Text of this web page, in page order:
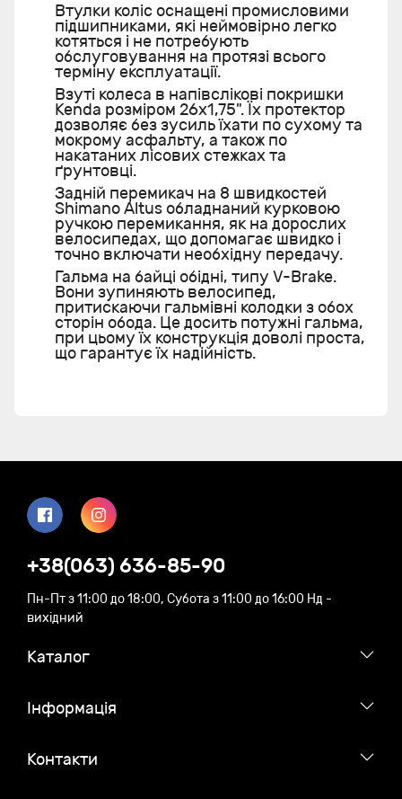
Втулки коліс оснащені промисловими
підшипниками, які неймовірно легко
котяться і не потребують
обслуговування на протязі всього
терміну експлуатації.
Взуті колеса в напівслікові покришки
Kenda розміром 26х1,75". Їх протектор
дозволяє без зусиль їхати по сухому та
мокрому асфальту, а також по
накатаних лісових стежках та
ґрунтовці.
Задній перемикач на 8 швидкостей
Shimano Altus обладнаний курковою
ручкою перемикання, як на дорослих
велосипедах, що допомагає швидко і
точно включати необхідну передачу.
Гальма на байці обідні, типу V-Brake.
Вони зупиняють велосипед,
притискаючи гальмівні колодки з обох
сторін обода. Це досить потужні гальма,
при цьому їх конструкція доволі проста,
що гарантує їх надійність.
+38(063) 636-85-90
Пн-Пт з 11:00 до 18:00, Субота з 11:00 до 16:00 Нд -
вихідний
Каталог
Iнформація
Контакти